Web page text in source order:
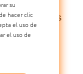
alertas
una
cuando no
su
hacer clic
el uso de
el uso de